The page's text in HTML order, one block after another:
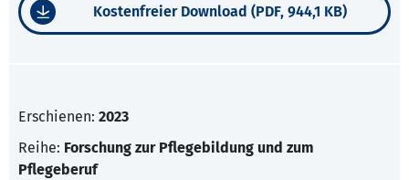
Kostenfreier Download (PDF, 944,1 KB)
Erschienen: 2023
Reihe: Forschung zur Pflegebildung und zum
Pflegeberuf